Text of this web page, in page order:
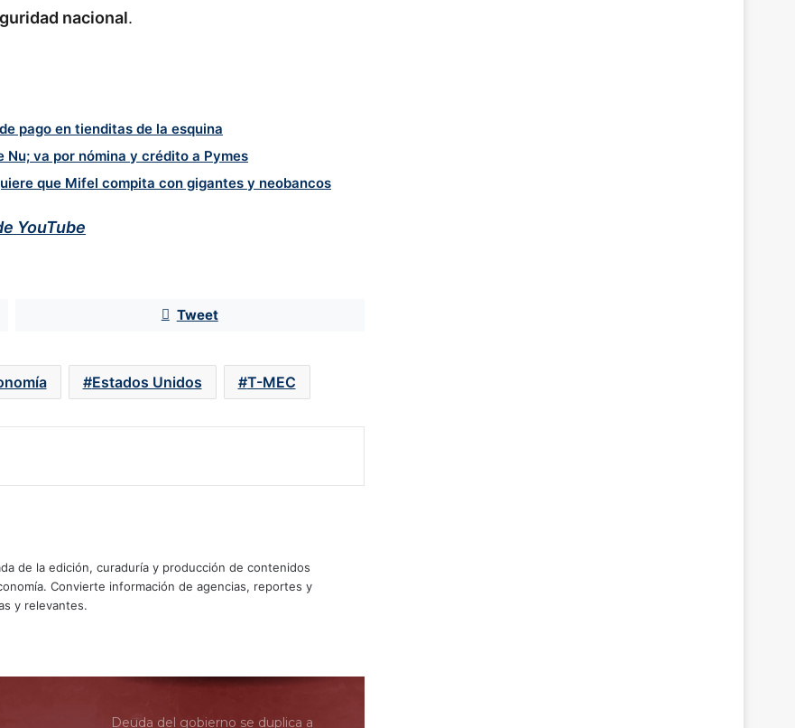
nacional.
pago en tienditas de la esquina
va por nómina y crédito a Pymes
que Mifel compita con gigantes y neobancos
YouTube
Tweet
Estados Unidos T-MEC
de la edición, curaduría y producción de contenidos
Convierte información de agencias, reportes y
y relevantes.
Pemex provoca caída de 8% en
IA, ‘nuevo motor’ económico de
exportaciones, afirma el Banco
dólares rinden menos a las familias
mexicanas
Michoacán y Jalisco lideran la lista
Deuda del gobierno se duplica a